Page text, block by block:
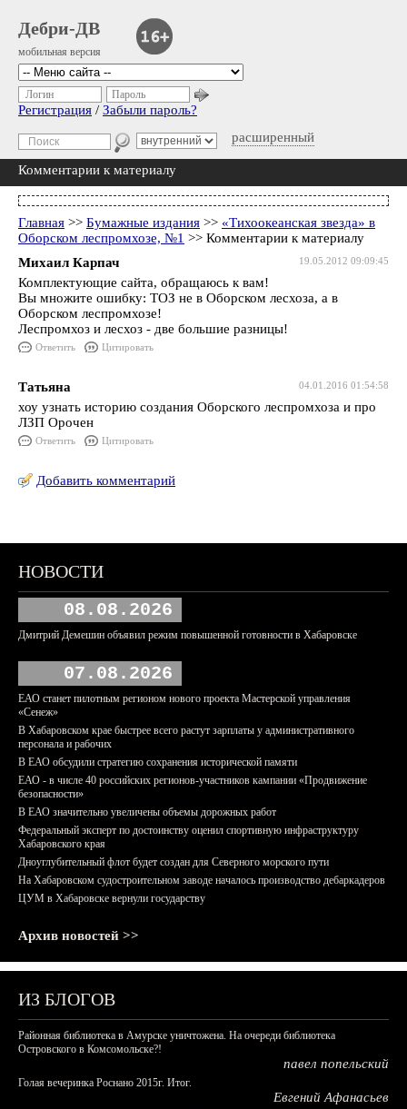
Дебри-ДВ
мобильная версия
расширенный
Логин Пароль
Регистрация / Забыли пароль?
Комментарии к материалу
Главная >> Бумажные издания >> «Тихоокеанская звезда» в
Оборском леспромхозе, №1 >> Комментарии к материалу
19.05.2012 09:09:45
Михаил Карпач
Комплектующие сайта, обращаюсь к вам!
Вы множите ошибку: ТОЗ не в Оборском лесхоза, а в
Оборском леспромхозе!
Леспромхоз и лесхоз - две большие разницы!
Ответить Цитировать
04.01.2016 01:54:58
Татьяна
хоу узнать историю создания Оборского леспромхоза и про
ЛЗП Орочен
Ответить Цитировать
Добавить комментарий
НОВОСТИ
08.08.2026
Дмитрий Демешин объявил режим повышенной готовности в Хабаровске
07.08.2026
ЕАО станет пилотным регионом нового проекта Мастерской управления
«Сенеж»
В Хабаровском крае быстрее всего растут зарплаты у административного
персонала и рабочих
В ЕАО обсудили стратегию сохранения исторической памяти
ЕАО - в числе 40 российских регионов-участников кампании «Продвижение
безопасности»
В ЕАО значительно увеличены объемы дорожных работ
Федеральный эксперт по достоинству оценил спортивную инфраструктуру
Хабаровского края
Дноуглубительный флот будет создан для Северного морского пути
На Хабаровском судостроительном заводе началось производство дебаркадеров
ЦУМ в Хабаровске вернули государству
Архив новостей >>
ИЗ БЛОГОВ
Районная библиотека в Амурске уничтожена. На очереди библиотека
Островского в Комсомольске?!
павел попельский
Голая вечеринка Роснано 2015г. Итог.
Евгений Афанасьев